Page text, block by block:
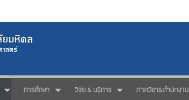
การศึกษา วิจัย & บริการ ภาควิชา&สำนักงาน